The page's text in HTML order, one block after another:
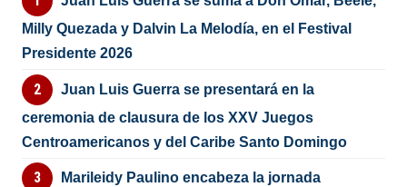
Milly Quezada y Dalvin La Melodía, en el Festival
Presidente 2026
Juan Luis Guerra se presentará en la
ceremonia de clausura de los XXV Juegos
Centroamericanos y del Caribe Santo Domingo
Marileidy Paulino encabeza la jornada